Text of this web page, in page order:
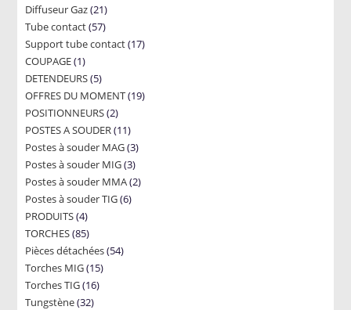
products
Diffuseur Gaz 2121
products
Tube contact 5757
products
Support tube contact 1717
COUPAGE 11
product
DETENDEURS 55
products
OFFRES DU MOMENT 1919
POSITIONNEURS 22
products
POSTES A SOUDER 1111
products
Postes à souder MAG 33
products
Postes à souder MIG 33
products
Postes à souder MMA 22
Postes à souder TIG 66
PRODUITS 44
products
TORCHES 8585
products
Pièces détachées 5454
Torches MIG 1515
Torches TIG 1616
Tungstène 3232